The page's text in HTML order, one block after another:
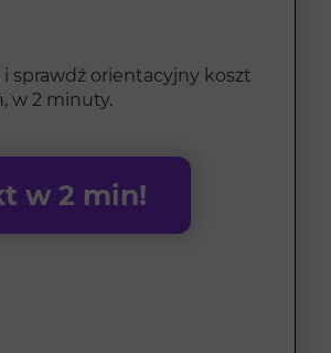
sprawdź orientacyjny koszt
w 2 minuty.
w 2 min!